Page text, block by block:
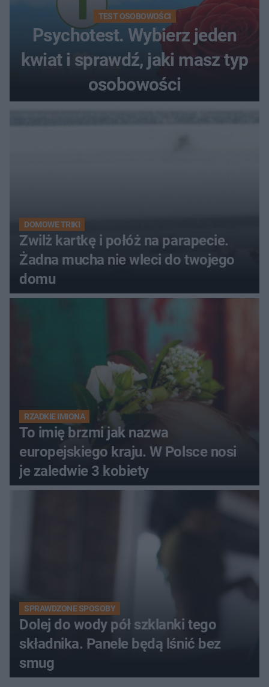
TEST OSOBOWOŚCI
Psychotest. Wybierz jeden
kwiat i sprawdź, jaki masz typ
osobowości
DOMOWE TRIKI
Zwilż kartkę i połóż na parapecie.
Żadna mucha nie wleci do twojego
domu
RZADKIE IMIONA
To imię brzmi jak nazwa
europejskiego kraju. W Polsce nosi
je zaledwie 3 kobiety
SPRAWDZONE SPOSOBY
Dolej do wody pół szklanki tego
składnika. Panele będą lśnić bez
smug